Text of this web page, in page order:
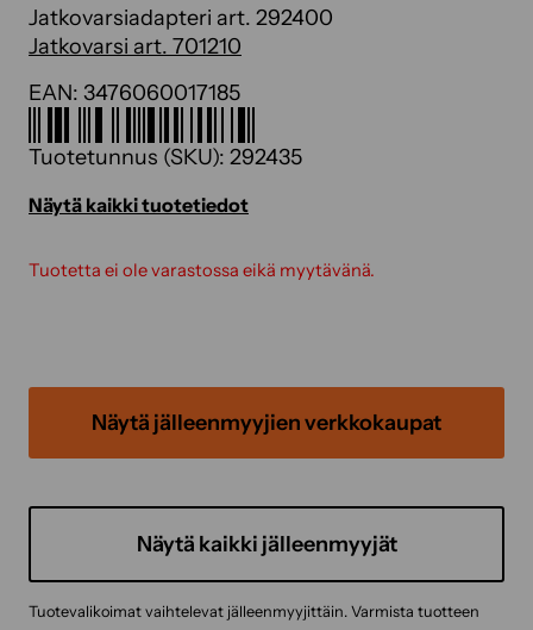
Jatkovarsiadapteri art. 292400
Jatkovarsi art. 701210
EAN: 3476060017185
Tuotetunnus (SKU): 292435
Näytä kaikki tuotetiedot
Tuotetta ei ole varastossa eikä myytävänä.
Näytä jälleenmyyjien verkkokaupat
Näytä kaikki jälleenmyyjät
Tuotevalikoimat vaihtelevat jälleenmyyjittäin. Varmista tuotteen